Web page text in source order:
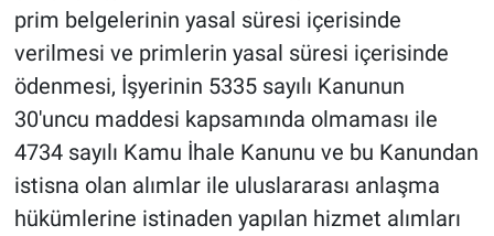
prim belgelerinin yasal süresi içerisinde
verilmesi ve primlerin yasal süresi içerisinde
ödenmesi, İşyerinin 5335 sayılı Kanunun
30'uncu maddesi kapsamında olmaması ile
4734 sayılı Kamu İhale Kanunu ve bu Kanundan
istisna olan alımlar ile uluslararası anlaşma
hükümlerine istinaden yapılan hizmet alımları